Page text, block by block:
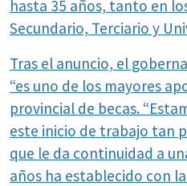
hasta 35 años, tanto en
Secundario, Terciario y
Tras el anuncio, el
“es uno de los mayores
provincial de becas.
este inicio de trabajo tan
que le da continuidad a
años ha establecido con